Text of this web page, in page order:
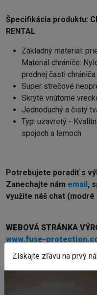
Špecifikácia produktu:
RENTAL
Základný materiál:
Materiál chrániče:
prednej časti chrániča
Super strečové
Skryté vnútorné
Jednoduchý a čistý
Typ: uzavretý -
spojoch a lemoch
Potrebujete poradiť s
Zanechajte nám email ,
využite náš chat
WEBOVÁ STRÁNKA
www.fuse-
Získajte zľavu na prvý